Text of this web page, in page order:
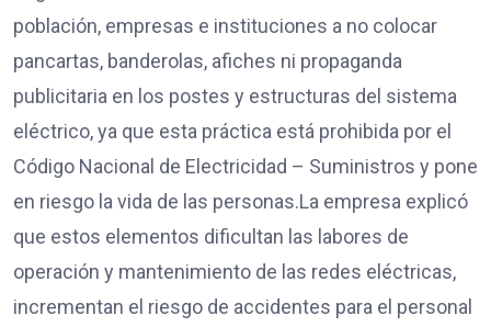
población, empresas e instituciones a no colocar
pancartas, banderolas, afiches ni propaganda
publicitaria en los postes y estructuras del sistema
eléctrico, ya que esta práctica está prohibida por el
Código Nacional de Electricidad – Suministros y pone
en riesgo la vida de las personas.La empresa explicó
que estos elementos dificultan las labores de
operación y mantenimiento de las redes eléctricas,
incrementan el riesgo de accidentes para el personal